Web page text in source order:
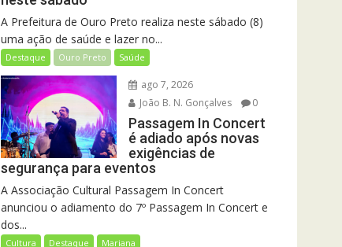
A Prefeitura de Ouro Preto realiza neste sábado (8)
uma ação de saúde e lazer no...
Destaque Ouro Preto Saúde
ago 7, 2026
João B. N. Gonçalves
0
Passagem In Concert
é adiado após novas
exigências de
segurança para eventos
A Associação Cultural Passagem In Concert
anunciou o adiamento do 7º Passagem In Concert e
dos...
Cultura Destaque Mariana